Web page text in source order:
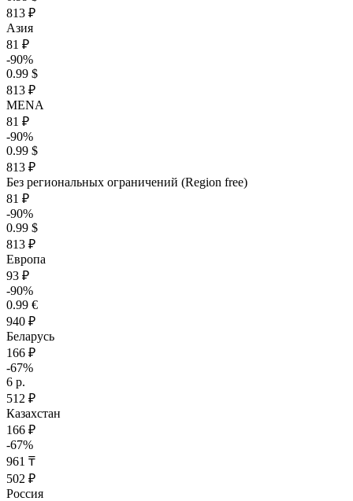
813 ₽
Азия
81 ₽
-90%
0.99 $
813 ₽
MENA
81 ₽
-90%
0.99 $
813 ₽
Без региональных ограничений (Region free)
81 ₽
-90%
0.99 $
813 ₽
Европа
93 ₽
-90%
0.99 €
940 ₽
Беларусь
166 ₽
-67%
6 р.
512 ₽
Казахстан
166 ₽
-67%
961 ₸
502 ₽
Россия